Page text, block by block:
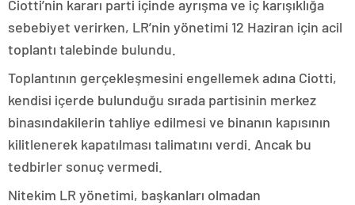
Ciotti’nin kararı parti içinde ayrışma ve iç karışıklığa
sebebiyet verirken, LR’nin yönetimi 12 Haziran için acil
toplantı talebinde bulundu.
Toplantının gerçekleşmesini engellemek adına Ciotti,
kendisi içerde bulunduğu sırada partisinin merkez
binasındakilerin tahliye edilmesi ve binanın kapısının
kilitlenerek kapatılması talimatını verdi. Ancak bu
tedbirler sonuç vermedi.
Nitekim LR yönetimi, başkanları olmadan